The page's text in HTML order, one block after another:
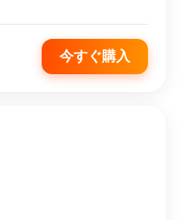
今すぐ購入